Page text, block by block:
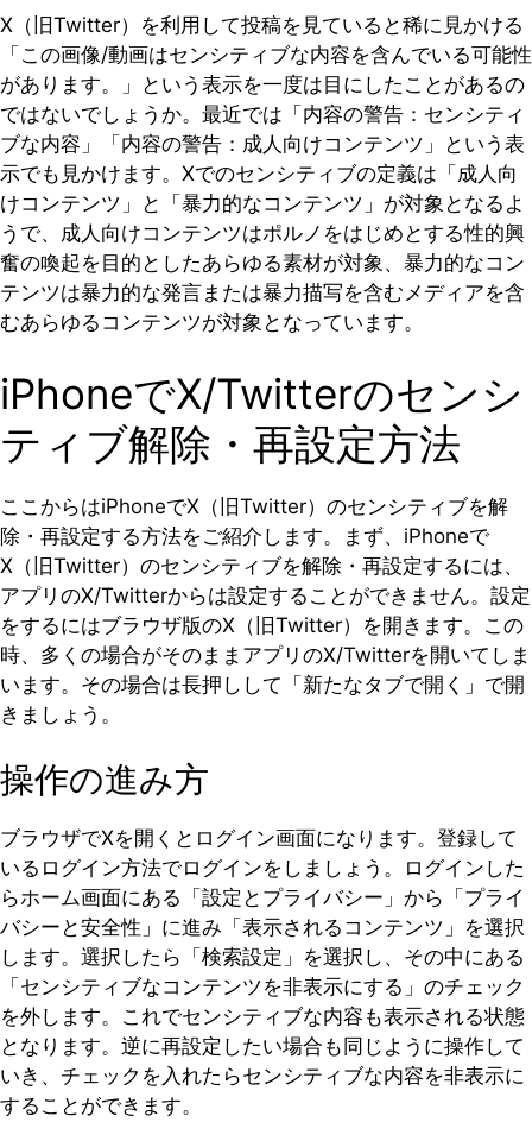
X（旧Twitter）を利用して投稿を見ていると稀に見かける
「この画像/動画はセンシティブな内容を含んでいる可能性
があります。」という表示を一度は目にしたことがあるの
ではないでしょうか。最近では「内容の警告：センシティ
ブな内容」「内容の警告：成人向けコンテンツ」という表
示でも見かけます。Xでのセンシティブの定義は「成人向
けコンテンツ」と「暴力的なコンテンツ」が対象となるよ
うで、成人向けコンテンツはポルノをはじめとする性的興
奮の喚起を目的としたあらゆる素材が対象、暴力的なコン
テンツは暴力的な発言または暴力描写を含むメディアを含
むあらゆるコンテンツが対象となっています。
iPhoneでX/Twitterのセンシ
ティブ解除・再設定方法
ここからはiPhoneでX（旧Twitter）のセンシティブを解
除・再設定する方法をご紹介します。まず、iPhoneで
X（旧Twitter）のセンシティブを解除・再設定するには、
アプリのX/Twitterからは設定することができません。設定
をするにはブラウザ版のX（旧Twitter）を開きます。この
時、多くの場合がそのままアプリのX/Twitterを開いてしま
います。その場合は長押しして「新たなタブで開く」で開
きましょう。
操作の進み方
ブラウザでXを開くとログイン画面になります。登録して
いるログイン方法でログインをしましょう。ログインした
らホーム画面にある「設定とプライバシー」から「プライ
バシーと安全性」に進み「表示されるコンテンツ」を選択
します。選択したら「検索設定」を選択し、その中にある
「センシティブなコンテンツを非表示にする」のチェック
を外します。これでセンシティブな内容も表示される状態
となります。逆に再設定したい場合も同じように操作して
いき、チェックを入れたらセンシティブな内容を非表示に
することができます。